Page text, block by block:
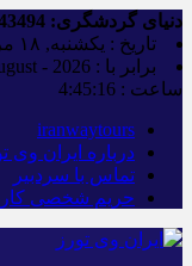
دنیای گردشگری:
تاریخ : یکشنبه, ۱۸ مرداد , ۱۴۰۵
برابر با : Sunday - 9 - August - 2026
ساعت : 4:45:17
iranwaytours
درباره ایران وی
تماس با سردبیر
حریم شخصی